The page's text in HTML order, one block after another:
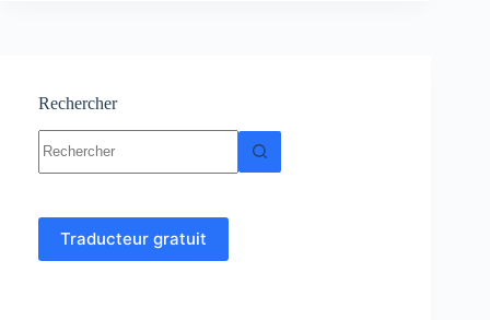
Rechercher
résultat
Traducteur gratuit